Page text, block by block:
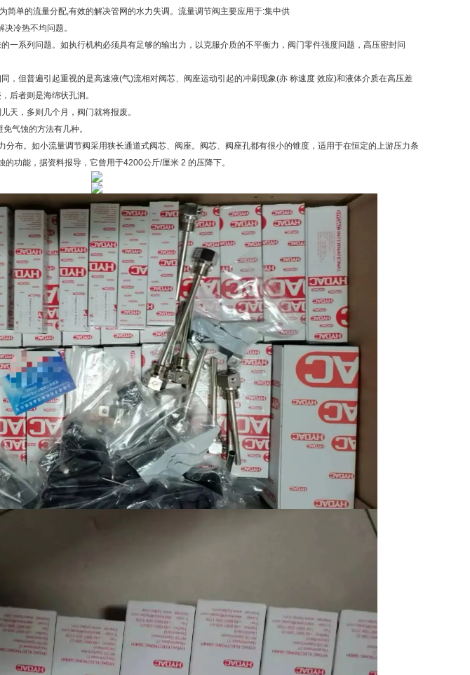
简单的流量分配,有效的解决管网的水力失调。流量调节阀主要应用于:集中供
冷热不均问题。
一系列问题。如执行机构必须具有足够的输出力，以克服介质的不平衡力，阀门零件强度问题，高压密封问
，但普遍引起重视的是高速液(气)流相对阀芯、阀座运动引起的冲刷现象(亦 称速度 效应)和液体介质在高压差
后者则是海绵状孔洞。
天，多则几个月，阀门就将报废。
气蚀的方法有几种。
布。如小流量调节阀采用狭长通道式阀芯、阀座。阀芯、阀座孔都有很小的锥度，适用于在恒定的上游压力条
功能，据资料报导，它曾用于4200公斤/厘米 2 的压降下。